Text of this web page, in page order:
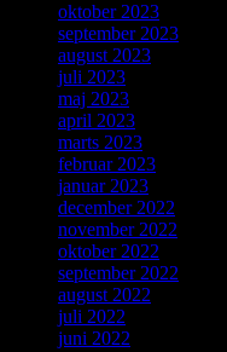
oktober 2023
september 2023
august 2023
juli 2023
maj 2023
april 2023
marts 2023
februar 2023
januar 2023
december 2022
november 2022
oktober 2022
september 2022
august 2022
juli 2022
juni 2022